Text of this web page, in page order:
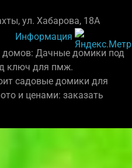
ул. Хабарова, 18А
Информация
домов: Дачные домики под
ключ для пмж.
садовые домики для
и ценами: заказать